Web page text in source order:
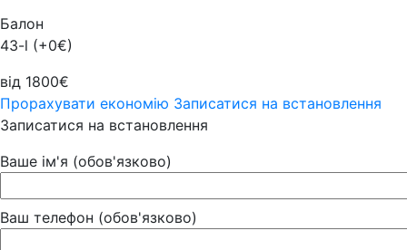
Балон
43-l (+0€)
від 1800€
Прорахувати економію Записатися на встановлення
Записатися на встановлення
Ваше ім'я (обов'язково)
Ваш телефон (обов'язково)